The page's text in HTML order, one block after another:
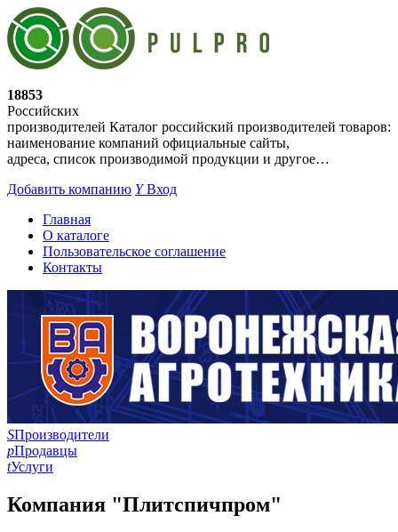
18853
Российских
производителей Каталог российский производителей товаров:
наименование компаний официальные сайты,
адреса, список производимой продукции и другое…
Добавить компанию YВход
Главная
О каталоге
Пользовательское соглашение
Контакты
SПроизводители
pПродавцы
tУслуги
Компания "Плитспичпром"